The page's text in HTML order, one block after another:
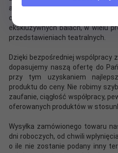
artystyczne, marketingowe i
oferujemy duże rabaty. Nasze
ekskluzywnych balach, w wielu
przedstawieniach teatralnych.
Dzięki bezpośredniej wspólpracy
dopasujemy naszą ofertę do
przy tym uzyskaniem
produktu do ceny. Nie robimy
zaufanie, ciągłość współpracy,
oferowanych produktów w
Wysyłka zamówionego towaru
dni roboczych, od chwili
o ile nie zostanie podany inny